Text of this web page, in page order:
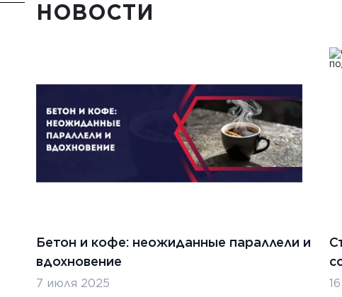
НОВОСТИ
Бетон и кофе: неожиданные параллели и
вдохновение
7 июля 2025